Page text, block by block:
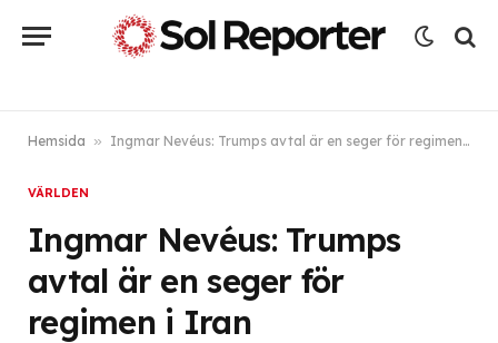
Hemsida » Ingmar Nevéus: Trumps avtal är en seger för regimen i Iran
VÄRLDEN
Ingmar Nevéus: Trumps
avtal är en seger för
regimen i Iran